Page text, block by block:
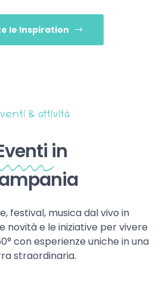
le Inspiration
& attività
in
festival, musica dal vivo in
novità e le iniziative per vivere
con esperienze uniche in una
straordinaria.